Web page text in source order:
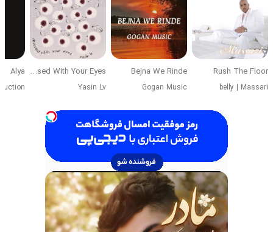
Rush The Floor
belly | Massari
Bejna We Rinde
Gogan Music
Obsessed With Your Eyes
Yasin Lv
Alya